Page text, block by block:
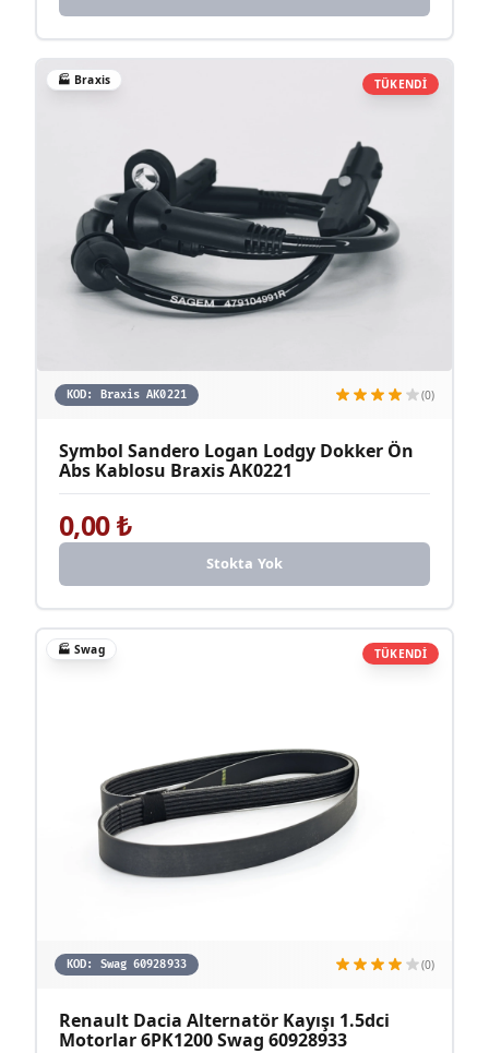
TÜKENDİ
🏭 Braxis
KOD: Braxis AK0221 (0)
Symbol Sandero Logan Lodgy Dokker Ön
Abs Kablosu Braxis AK0221
0,00₺
Stokta Yok
TÜKENDİ
🏭Swag
KOD: Swag 60928933 (0)
Renault Dacia Alternatör Kayışı 1.5dci
Motorlar 6PK1200 Swag 60928933